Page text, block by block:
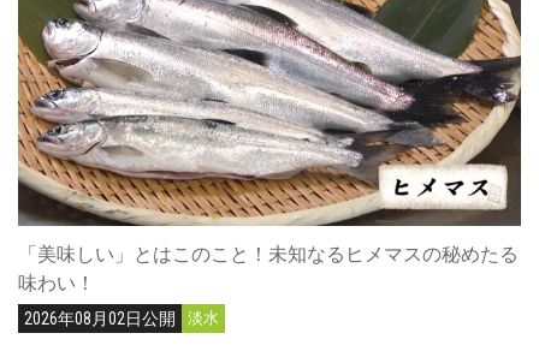
「美味しい」とはこのこと！未知なるヒメマスの秘めたる
味わい！
2026年08月02日公開 淡水